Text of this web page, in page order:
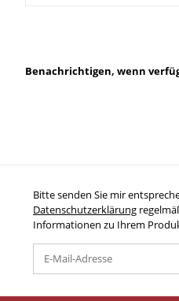
Benachrichtigen, wenn
Bitte senden Sie mir
Datenschutzerklärung
Informationen zu Ihrem